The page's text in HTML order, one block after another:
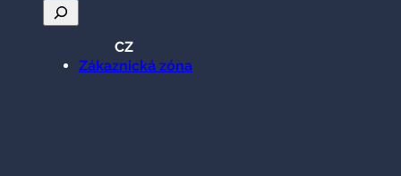
Hledat
CZ
Zákaznická zóna